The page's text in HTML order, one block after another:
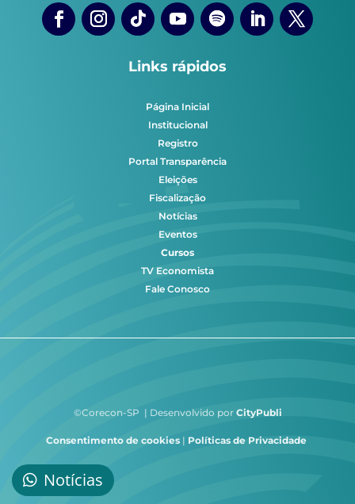
Links rápidos
Página Inicial
Institucional
Registro
Portal Transparência
Eleições
Fiscalização
Notícias
Eventos
Cursos
TV Economista
Fale Conosco
©Corecon-SP | Desenvolvido por CityPubli
Consentimento de cookies | Políticas de Privacidade
Notícias